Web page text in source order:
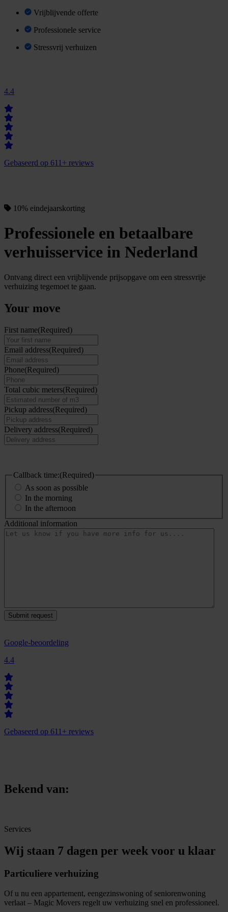
Vrijblijvende offerte
Professionele service
Stressvrij verhuizen
4.4
Gebaseerd op 611+ reviews
10% eindejaarskorting
Professionele en betaalbare
verhuisservice in Nederland
Ontvang direct een vrijblijvende prijsopgave om een stressvrije
verhuizing tegemoet te gaan.
Your move
First name(Required)
Email address(Required)
Phone(Required)
Total cubic meters(Required)
Pickup address(Required)
Delivery address(Required)
Callback time:(Required)
As soon as possible
In the morning
In the afternoon
Additional information
Google-beoordeling
4.4
Gebaseerd op 611+ reviews
Bekend van:
Services
Wij staan 7 dagen per week voor u klaar
Particuliere verhuizing
Of u nu een appartement, eengezinswoning of seniorenwoning
verlaat – Magic Movers regelt uw verhuizing snel en professioneel.